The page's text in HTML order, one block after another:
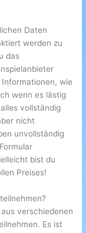
Daten
werden zu
das
wie
wenn es lästig
vollständig
nicht
unvollständig
bist du
Preises!
verschiedenen
Es ist